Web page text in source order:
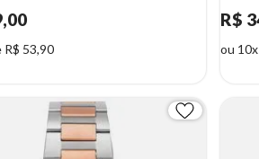
R$ 53,90
R$
ou